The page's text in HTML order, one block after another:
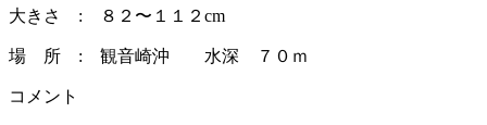
大きさ : ８２〜１１２cm
場 所 : 観音崎沖 水深 ７０ｍ
コメント